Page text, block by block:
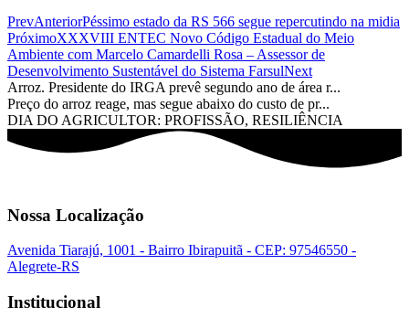
PrevAnteriorPéssimo estado da RS 566 segue repercutindo na midia
PróximoXXXVIII ENTEC Novo Código Estadual do Meio
Ambiente com Marcelo Camardelli Rosa – Assessor de
Desenvolvimento Sustentável do Sistema FarsulNext
Arroz. Presidente do IRGA prevê segundo ano de área r...
Preço do arroz reage, mas segue abaixo do custo de pr...
DIA DO AGRICULTOR: PROFISSÃO, RESILIÊNCIA
Nossa Localização
Avenida Tiarajú, 1001 - Bairro Ibirapuitã - CEP: 97546550 -
Alegrete-RS
Institucional